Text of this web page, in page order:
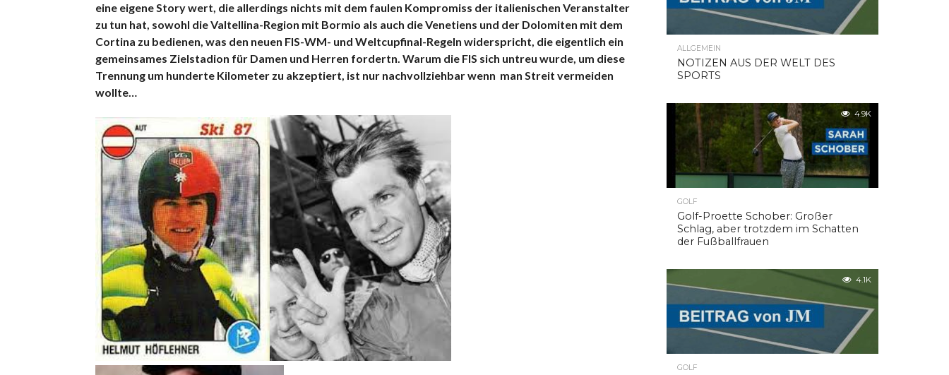
eine eigene Story wert, die allerdings nichts mit dem faulen Kompromiss der italienischen Veranstalter
zu tun hat, sowohl die Valtellina-Region mit Bormio als auch die Venetiens und der Dolomiten mit dem
Cortina zu bedienen, was den neuen FIS-WM- und Weltcupfinal-Regeln widerspricht, die eigentlich ein
gemeinsames Zielstadion für Damen und Herren fordertn. Warum die FIS sich untreu wurde, um diese
Trennung um hunderte Kilometer zu akzeptiert, ist nur nachvollziehbar wenn man Streit vermeiden
wollte…
ALLGEMEIN
NOTIZEN AUS DER WELT DES
SPORTS
4.9K
GOLF
Golf-Proette Schober: Großer
Schlag, aber trotzdem im Schatten
der Fußballfrauen
4.1K
GOLF